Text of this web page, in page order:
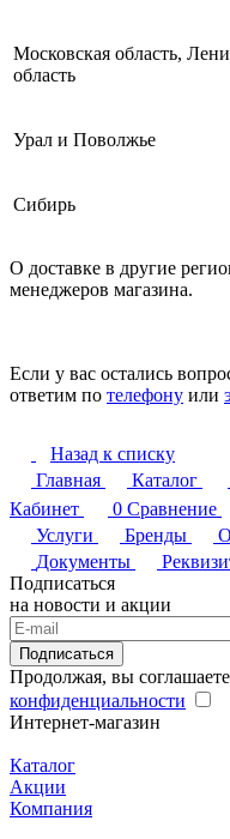
Московская область,
область
Урал и Поволжье
Сибирь
О доставке в другие
менеджеров магазина.
Если у вас остались
ответим по телефону или
Назад к списку
Главная
Каталог
Кабинет
0 Сравнение
Услуги
Бренды
Документы
Подписаться
на новости и акции
Подписаться
Продолжая, вы
конфиденциальности
Интернет-магазин
Каталог
Акции
Компания